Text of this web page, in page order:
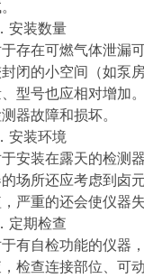
安装数量
于存在可燃气体泄漏
闭的小空间（如泵
型号也应相对增加
器故障和损坏。
安装环境
于安装在露天的检测
场所还应考虑到卤
严重的还会使仪器
定期检查
于有自检功能的仪器
检查连接部位、可